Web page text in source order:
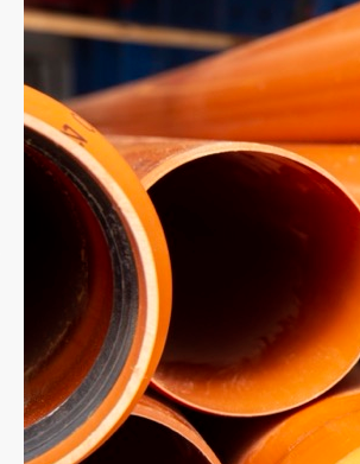
Rozprowadzenie rur w
fundamentach – jak
zainstalować
kanalizację?